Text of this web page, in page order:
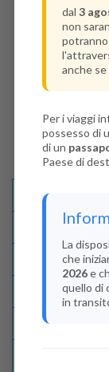
dal 3
non
anche
Per i viaggi
possesso di
di un
Paese di
La
che
2026e
quello di
in